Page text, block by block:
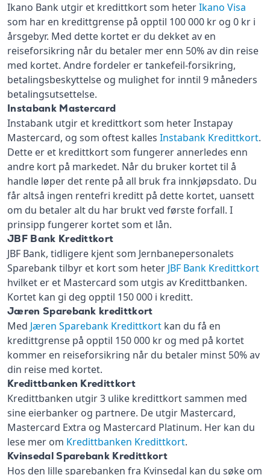
Ikano Bank utgir et kredittkort som heterIkano Visa
som har en kredittgrense på opptil 100 000 kr og 0 kr i
årsgebyr. Med dette kortet er du dekket av en
reiseforsikring når du betaler mer enn 50% av din reise
med kortet. Andre fordeler er tankefeil-forsikring,
betalingsbeskyttelse og mulighet for inntil 9 måneders
betalingsutsettelse.
Instabank Mastercard
Instabank utgir et kredittkort som heter Instapay
Mastercard, og som oftest kalles Instabank Kredittkort.
Dette er et kredittkort som fungerer annerledes enn
andre kort på markedet. Når du bruker kortet til å
handle løper det rente på all bruk fra innkjøpsdato. Du
får altså ingen rentefri kreditt på dette kortet, uansett
om du betaler alt du har brukt ved første forfall. I
prinsipp fungerer kortet som et lån.
JBF Bank Kredittkort
JBF Bank, tidligere kjent som Jernbanepersonalets
Sparebank tilbyr et kort som heter JBF Bank Kredittkort
hvilket er et Mastercard som utgis av Kredittbanken.
Kortet kan gi deg opptil 150 000 i kreditt.
Jæren Sparebank kredittkort
Med Jæren Sparebank Kredittkort kan du få en
kredittgrense på opptil 150 000 kr og med på kortet
kommer en reiseforsikring når du betaler minst 50% av
din reise med kortet.
Kredittbanken Kredittkort
Kredittbanken utgir 3 ulike kredittkort sammen med
sine eierbanker og partnere. De utgir Mastercard,
Mastercard Extra og Mastercard Platinum. Her kan du
lese mer om Kredittbanken Kredittkort.
Kvinsedal Sparebank Kredittkort
Hos den lille sparebanken fra Kvinsedal kan du søke om